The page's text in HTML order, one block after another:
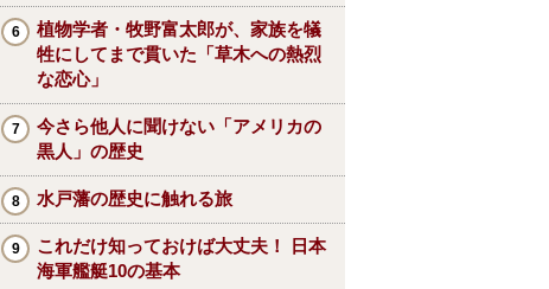
植物学者・牧野富太郎が、家族を犠
牲にしてまで貫いた「草木への熱烈
な恋心」
今さら他人に聞けない「アメリカの
黒人」の歴史
水戸藩の歴史に触れる旅
これだけ知っておけば大丈夫！ 日本
海軍艦艇10の基本